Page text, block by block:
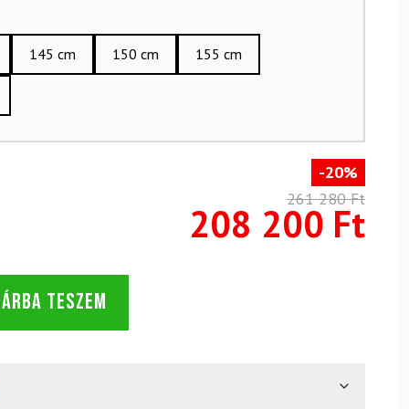
145 cm 150 cm 155 cm
-20%
261 280 Ft
208 200 Ft
TESZEM